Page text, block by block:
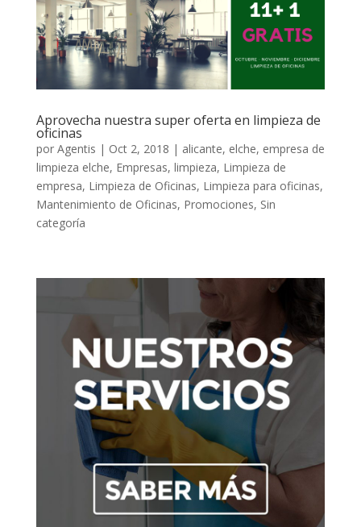
Aprovecha nuestra super oferta en limpieza de
oficinas
por Agentis | Oct 2, 2018 | alicante, elche, empresa de
limpieza elche, Empresas, limpieza, Limpieza de
empresa, Limpieza de Oficinas, Limpieza para oficinas,
Mantenimiento de Oficinas, Promociones, Sin
categoría